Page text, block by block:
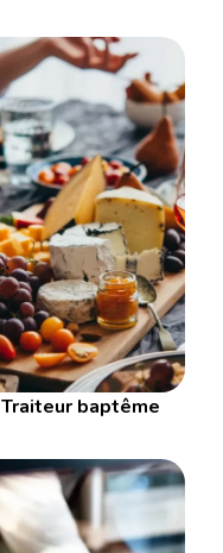
Traiteur baptême